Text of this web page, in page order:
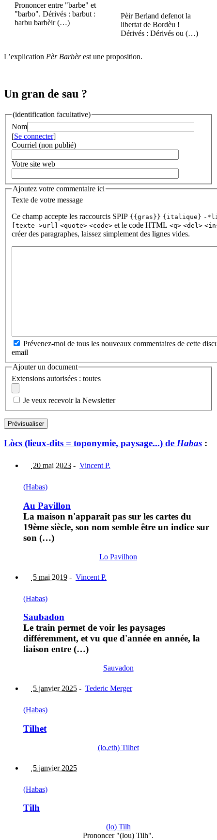
Prononcer entre "barbe" et
"barbo". Dérivés : barbut :
barbu barbèir (…)
Pèir Berland defenot la
libertat de Bordèu !
Dérivés : Dérivés ou (…)
L’explication Pèr Barbèrest une proposition.
Un gran de sau ?
(identification facultative)
Nom
[Se connecter]
Courriel (non publié)
Votre site web
Ajoutez votre commentaire ici
Texte de votre message
Ce champ accepte les raccourcis SPIP {{gras}} {italique} -
[texte->url]
<quote> <code> et le code HTML <q> <del>
créer des paragraphes, laissez simplement des lignes vides.
Prévenez-moi de tous les nouveaux commentaires de cette
email
Ajouter un document
Extensions autorisées : toutes
Je veux recevoir la Newsletter
Lòcs (lieux-dits = toponymie, paysage...) de Habas :
20 mai 2023 - Vincent P.
(Habas)
Au Pavillon
La maison n'apparaît pas sur les cartes du
19ème siècle, son nom semble être un indice sur
son (…)
Lo Pavilhon
5 mai 2019 - Vincent P.
(Habas)
Saubadon
Le train permet de voir les paysages
différemment, et vu que d'année en année, la
liaison entre (…)
Sauvadon
5 janvier 2025 - Tederic Merger
(Habas)
Tilhet
(lo,eth) Tilhet
5 janvier 2025
(Habas)
Tilh
(lo) Tilh
Prononcer "(lou) Tilh".